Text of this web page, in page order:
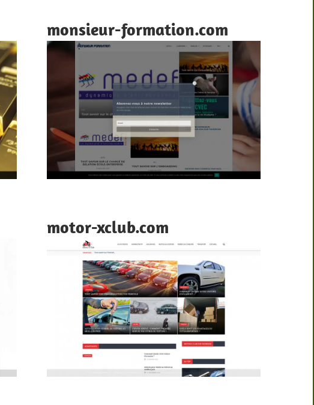
monsieur-formation.com
motor-xclub.com